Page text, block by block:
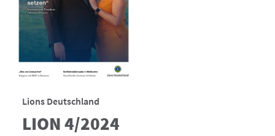
Lions Deutschland
LION 4/2024